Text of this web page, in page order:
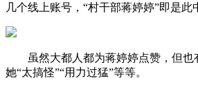
几个线上账号，“村干部蒋婷婷”即是此
虽然大都人都为蒋婷婷点赞，但也
她“太搞怪”“用力过猛”等等。